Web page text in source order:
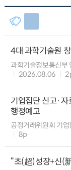
4대 과학기술원
과학기술정보통신부
2026.08.06
기업집단 신고·
행정예고
공정거래위원회 기
8p
“초(超)성장+신(